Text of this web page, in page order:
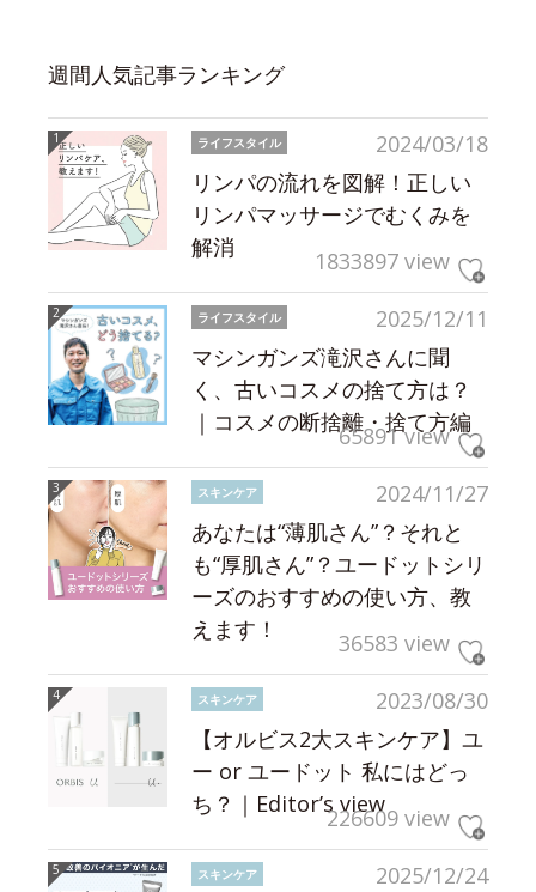
週間人気記事ランキング
2024/03/18
ライフスタイル
リンパの流れを図解！正しい
リンパマッサージでむくみを
解消
1833897 view
2025/12/11
ライフスタイル
マシンガンズ滝沢さんに聞
く、古いコスメの捨て方は？
｜コスメの断捨離・捨て方編
65891 view
2024/11/27
スキンケア
あなたは“薄肌さん”？それと
も“厚肌さん”？ユードットシリ
ーズのおすすめの使い方、教
えます！
36583 view
2023/08/30
スキンケア
【オルビス2大スキンケア】ユ
ー or ユードット 私にはどっ
ち？｜Editor’s view226609 view
2025/12/24
スキンケア